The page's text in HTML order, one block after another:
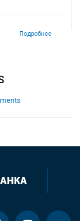
Подробнее